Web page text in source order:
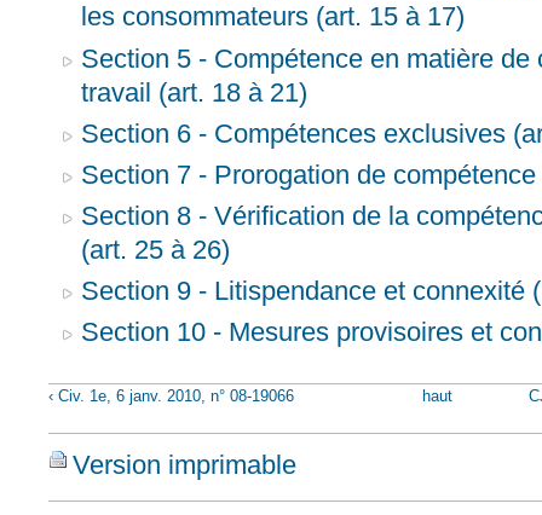
les consommateurs (art. 15 à 17)
Section 5 - Compétence en matière
travail (art. 18 à 21)
Section 6 - Compétences exclusives
Section 7 - Prorogation de
Section 8 - Vérification de la
(art. 25 à 26)
Section 9 - Litispendance et connexité
Section 10 - Mesures provisoires et
‹ Civ. 1e, 6 janv. 2010, n° 08-19066 haut
Version imprimable